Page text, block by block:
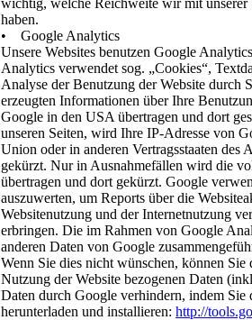
haben.
• Google Analytics
Unsere Websites benutzen Google
Analytics verwendet sog. „Cookies“,
Analyse der Benutzung der Website durch
erzeugten Informationen über Ihre
Google in den USA übertragen und dort
unseren Seiten, wird Ihre IP-Adresse von
Union oder in anderen Vertragsstaaten des
gekürzt. Nur in Ausnahmefällen wird die
übertragen und dort gekürzt. Google
auszuwerten, um Reports über die
Websitenutzung und der Internetnutzung
erbringen. Die im Rahmen von Google
anderen Daten von Google
Wenn Sie dies nicht wünschen, können
Nutzung der Website bezogenen Daten
Daten durch Google verhindern, indem
herunterladen und installieren: http://